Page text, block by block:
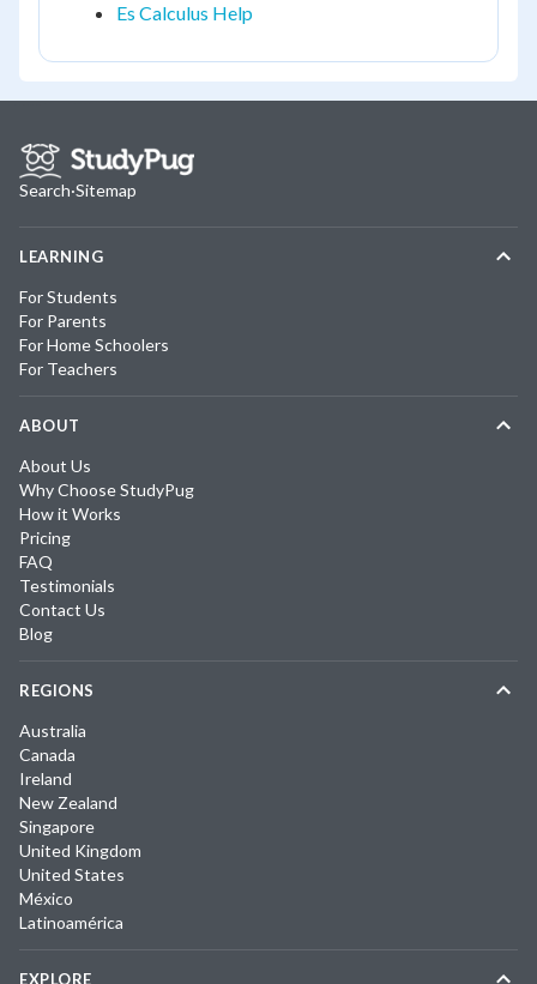
Es Calculus Help
Search·Sitemap
LEARNING
For Students
For Parents
For Home Schoolers
For Teachers
ABOUT
About Us
Why Choose StudyPug
How it Works
Pricing
FAQ
Testimonials
Contact Us
Blog
REGIONS
Australia
Canada
Ireland
New Zealand
Singapore
United Kingdom
United States
México
Latinoamérica
EXPLORE